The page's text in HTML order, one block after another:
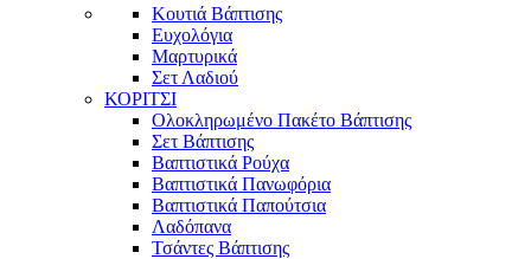
Κουτιά Βάπτισης
Ευχολόγια
Μαρτυρικά
Σετ Λαδιού
ΚΟΡΙΤΣΙ
Ολοκληρωμένο Πακέτο Βάπτισης
Σετ Βάπτισης
Βαπτιστικά Ρούχα
Βαπτιστικά Πανωφόρια
Βαπτιστικά Παπούτσια
Λαδόπανα
Τσάντες Βάπτισης